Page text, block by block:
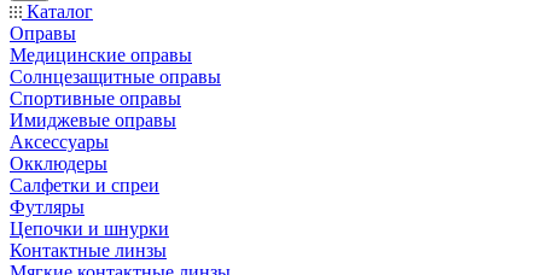
Каталог
Оправы
Медицинские оправы
Солнцезащитные оправы
Спортивные оправы
Имиджевые оправы
Аксессуары
Окклюдеры
Салфетки и спреи
Футляры
Цепочки и шнурки
Контактные линзы